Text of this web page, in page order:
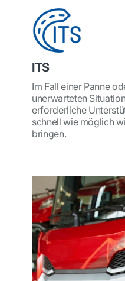
ITS
Im Fall einer Panne
unerwarteten
erforderliche
schnell wie möglich
bringen.